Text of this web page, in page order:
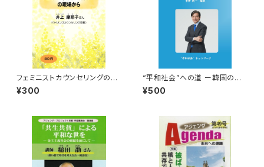
フェミニストカウンセリングの現
場から 季刊『アジェンダ』創刊
20年連続講演会（第3回）講演
¥300
“平和社会”への道 ー韓国の革
新党がめざす国ー
¥500